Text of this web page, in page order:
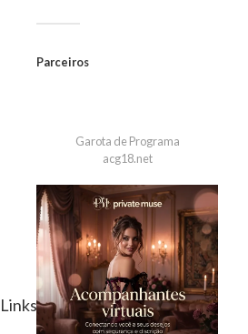
Parceiros
Garota de Programa
acg18.net
Links Parceiros